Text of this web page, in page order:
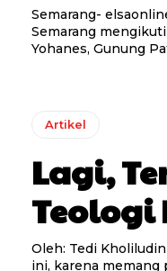
Semarang-
Semarang
Yohanes, Gunung
Artikel
Lagi,
Teologi
Oleh: Tedi Kholiludin Saya membubuhkan kata “Lagi” di judul tulisan
ini, karena memang